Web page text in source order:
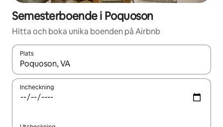
Semesterboende i Poquoson
Hitta och boka unika boenden på Airbnb
Plats
När resultaten är tillgängliga kan du navigera med upp- och
Incheckning